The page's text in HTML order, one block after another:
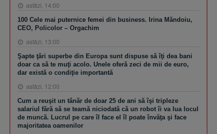
astăzi, 14:00
100 Cele mai puternice femei din business. Irina Măndoiu,
CEO, Policolor – Orgachim
astăzi, 13:00
Şapte ţări superbe din Europa sunt dispuse să îţi dea bani
doar ca să te muţi acolo. Unele oferă zeci de mii de euro,
dar există o condiţie importantă
astăzi, 12:00
Cum a reuşit un tânăr de doar 25 de ani să îşi tripleze
salariul fără să se teamă niciodată că un robot îi va lua locul
de muncă. Lucrul pe care îl face el îl poate învăţa şi face
majoritatea oamenilor